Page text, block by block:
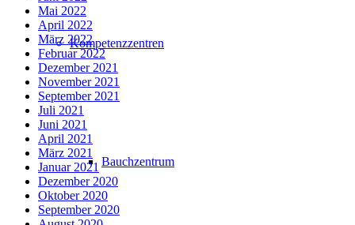
Kompetenzzentren
Bauchzentrum
Mai 2022
April 2022
März 2022
Februar 2022
Dezember 2021
November 2021
September 2021
Juli 2021
Juni 2021
April 2021
März 2021
Januar 2021
Dezember 2020
Oktober 2020
September 2020